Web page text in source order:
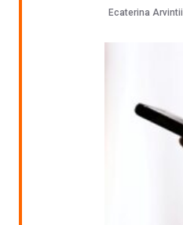
Ecaterina Arvintii